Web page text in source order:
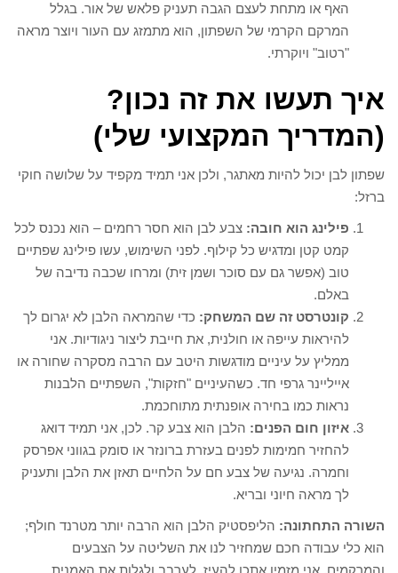
האף או מתחת לעצם הגבה תעניק פלאש של אור. בגלל
המרקם הקרמי של השפתון, הוא מתמזג עם העור ויוצר מראה
"רטוב" ויוקרתי.
איך תעשו את זה נכון?
(המדריך המקצועי שלי)
שפתון לבן יכול להיות מאתגר, ולכן אני תמיד מקפיד על שלושה חוקי
ברזל:
פילינג הוא חובה: צבע לבן הוא חסר רחמים – הוא נכנס לכל
קמט קטן ומדגיש כל קילוף. לפני השימוש, עשו פילינג שפתיים
טוב (אפשר גם עם סוכר ושמן זית) ומרחו שכבה נדיבה של
באלם.
קונטרסט זה שם המשחק: כדי שהמראה הלבן לא יגרום לך
להיראות עייפה או חולנית, את חייבת ליצור ניגודיות. אני
ממליץ על עיניים מודגשות היטב עם הרבה מסקרה שחורה או
אייליינר גרפי חד. כשהעיניים "חזקות", השפתיים הלבנות
נראות כמו בחירה אופנתית מתוחכמת.
איזון חום הפנים: הלבן הוא צבע קר. לכן, אני תמיד דואג
להחזיר חמימות לפנים בעזרת ברונזר או סומק בגווני אפרסק
וחמרה. נגיעה של צבע חם על הלחיים תאזן את הלבן ותעניק
לך מראה חיוני ובריא.
השורה התחתונה: הליפסטיק הלבן הוא הרבה יותר מטרנד חולף;
הוא כלי עבודה חכם שמחזיר לנו את השליטה על הצבעים
והמרקמים. אני מזמין אתכן להעיז, לערבב ולגלות את האמנית